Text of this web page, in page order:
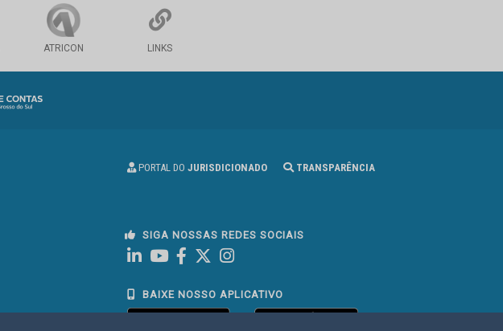
ATRICON LINKS
PORTAL DO JURISDICIONADO TRANSPARÊNCIA
SIGA NOSSAS REDES SOCIAIS
Linked In
Youtube
FacebookInstagram
BAIXE NOSSO APLICATIVO